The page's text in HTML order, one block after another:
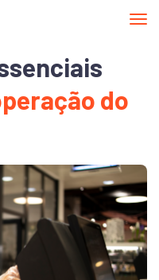
do